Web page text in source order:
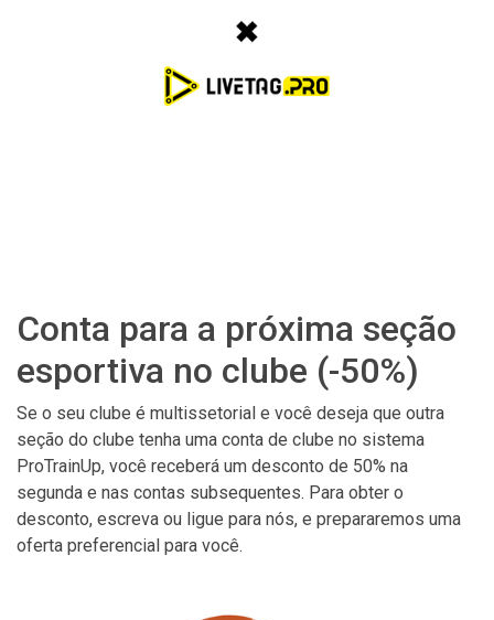
Conta para a próxima seção
esportiva no clube (-50%)
Se o seu clube é multissetorial e você deseja que outra
seção do clube tenha uma conta de clube no sistema
ProTrainUp, você receberá um desconto de 50% na
segunda e nas contas subsequentes. Para obter o
desconto, escreva ou ligue para nós, e prepararemos uma
oferta preferencial para você.